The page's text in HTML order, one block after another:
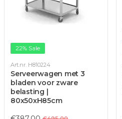
22% Sale
Art.nr. H810224
Serveerwagen met 3
bladen voor zware
belasting |
80x50xH85cm